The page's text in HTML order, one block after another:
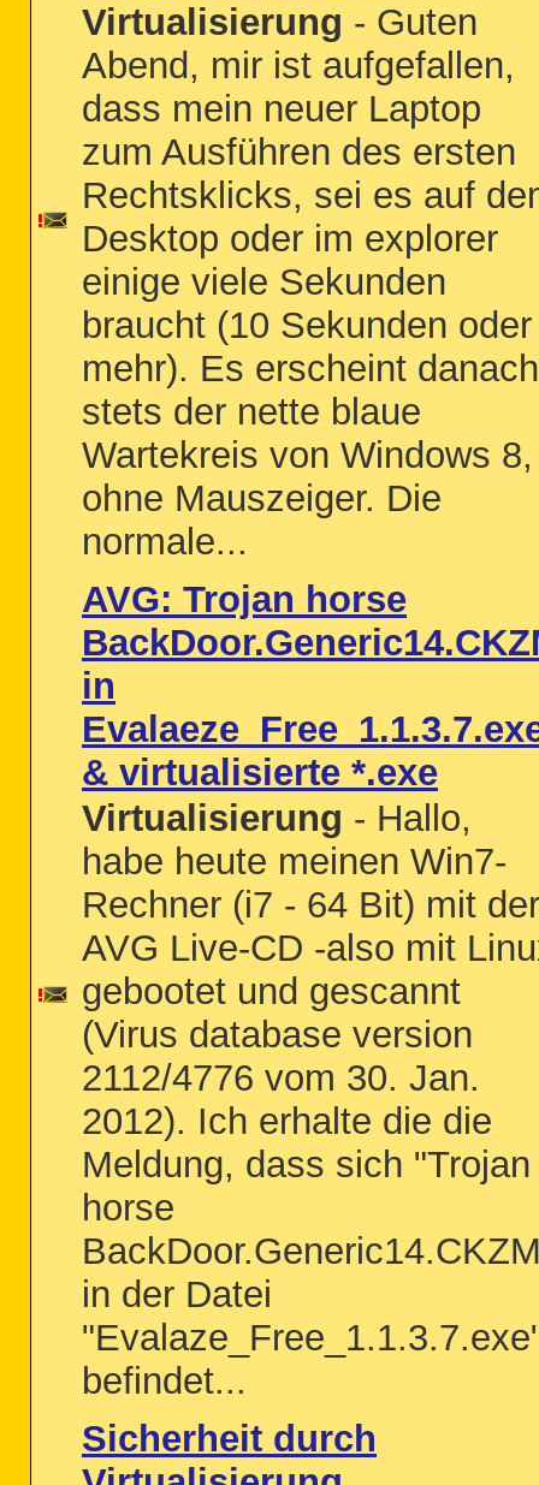
Virtualisierung - Guten
Abend, mir ist aufgefallen,
dass mein neuer Laptop
zum Ausführen des ersten
Rechtsklicks, sei es auf
Desktop oder im explorer
einige viele Sekunden
braucht (10 Sekunden oder
mehr). Es erscheint danach
stets der nette blaue
Wartekreis von Windows 8,
ohne Mauszeiger. Die
normale...
AVG: Trojan horse
in
& virtualisierte *.exe
Virtualisierung - Hallo,
habe heute meinen Win7-
Rechner (i7 - 64 Bit) mit der
AVG Live-CD -also mit
gebootet und gescannt
(Virus database version
2112/4776 vom 30. Jan.
2012). Ich erhalte die die
Meldung, dass sich "Trojan
horse
in der Datei
befindet...
Sicherheit durch